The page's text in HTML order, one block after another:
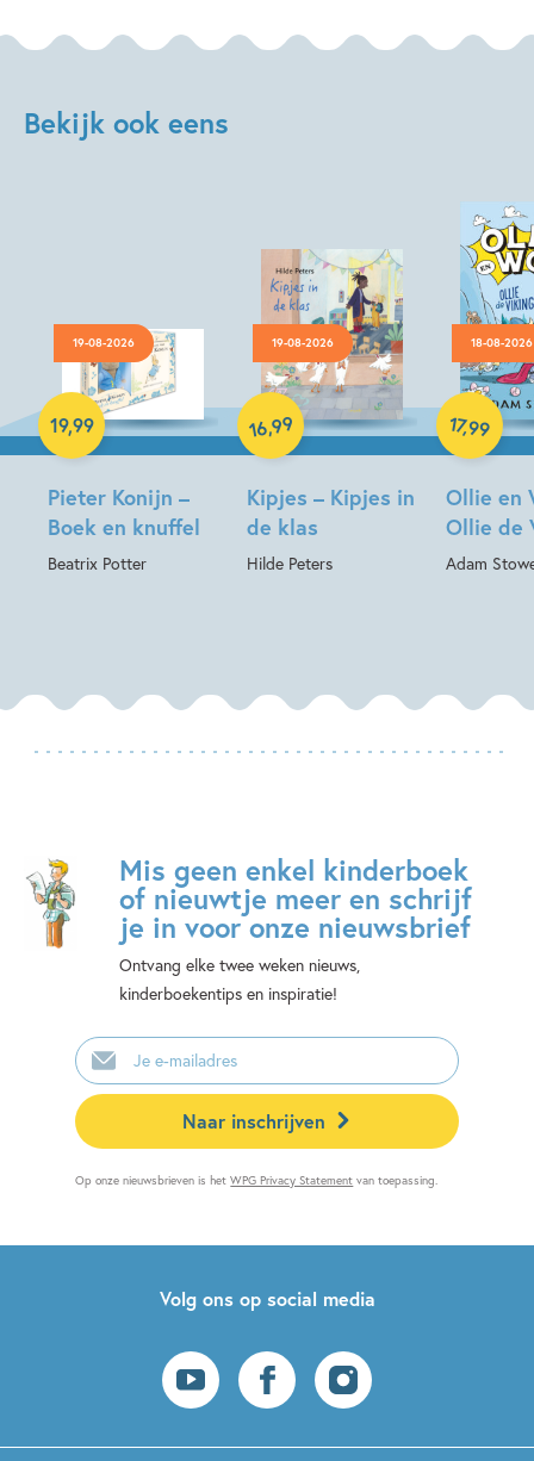
Bekijk ook eens
19-08-2026
Pieter Konijn –
Boek en knuffel
Beatrix Potter
19,99
Hardcover
19-08-2026
Kipjes – Kipjes in
de klas
Hilde Peters
16,99
Hardcover
18-08-2026
Ollie en
Ollie de
Adam
17,99
Hardcover
Mis geen enkel kinderboek
of nieuwtje meer en schrijf
je in voor onze nieuwsbrief
Ontvang elke twee weken nieuws,
kinderboekentips en inspiratie!
E-
mailadres
Naar inschrijven
Op onze nieuwsbrieven is hetWPG Privacy Statement van toepassing.
Volg ons op social media